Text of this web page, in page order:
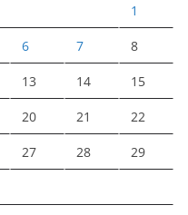
1
6 7 8
13 14 15
20 21 22
27 28 29